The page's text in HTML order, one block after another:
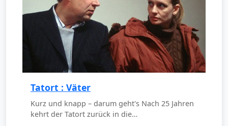
Tatort : Väter
Kurz und knapp – darum geht's Nach 25 Jahren
kehrt der Tatort zurück in die…